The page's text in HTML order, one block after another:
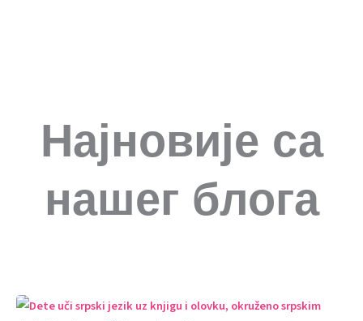
Најновије са
нашег блога